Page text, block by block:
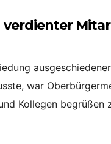
verdienter
war
Kollegen